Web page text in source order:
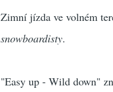
Zimní jízda ve volném
snowboardisty.
"Easy up - Wild down"